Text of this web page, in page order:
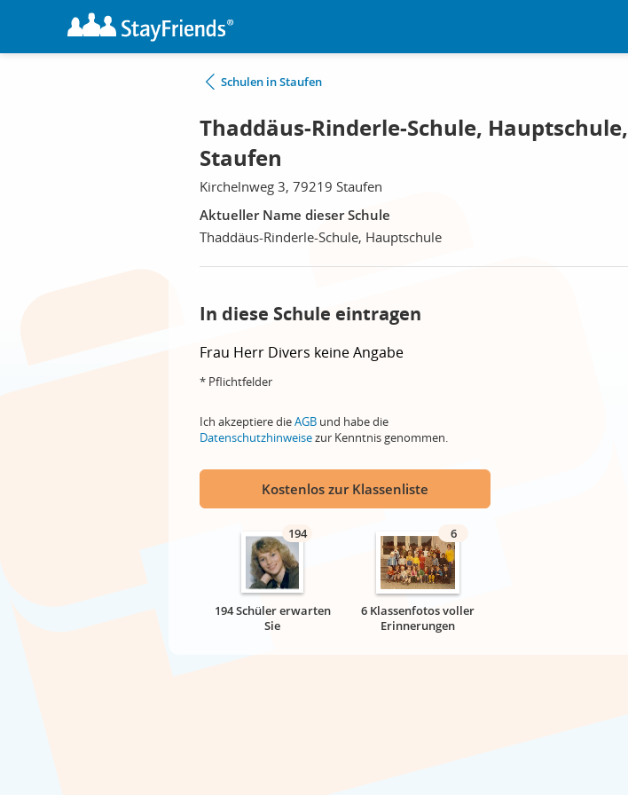
Schulen in Staufen
Thaddäus-Rinderle-Schule, Hauptschule,
Staufen
Kirchelnweg 3, 79219 Staufen
Aktueller Name dieser Schule
Thaddäus-Rinderle-Schule, Hauptschule
In diese Schule eintragen
Frau Herr Divers keine Angabe
* Pflichtfelder
Ich akzeptiere dieAGB und habe die
Datenschutzhinweisezur Kenntnis genommen.
Kostenlos zur Klassenliste
194
194 Schüler erwarten
Sie
6
6 Klassenfotos voller
Erinnerungen